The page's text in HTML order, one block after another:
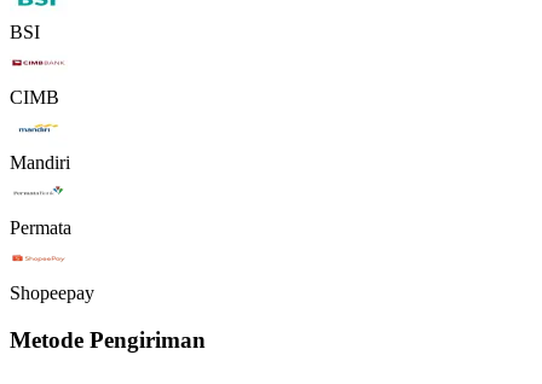
BSI
CIMB
Mandiri
Permata
Shopeepay
Metode Pengiriman